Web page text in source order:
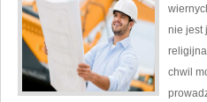
nie jest
chwil